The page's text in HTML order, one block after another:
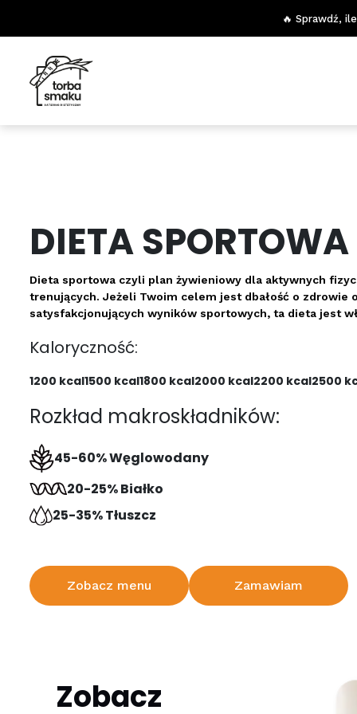
🔥 Sprawdź,
DIETA SPORTOWA
Dieta sportowa czyli plan żywieniowy dla aktywnych
trenujących. Jeżeli Twoim celem jest dbałość o zdrowie
satysfakcjonujących wyników sportowych, ta dieta jest
Kaloryczność:
1200 kcal1500 kcal1800 kcal2000 kcal2200 kcal2500
Rozkład makroskładników:
45-60% Węglowodany
20-25% Białko
25-35% Tłuszcz
Zobacz menu Zamawiam
Zobacz